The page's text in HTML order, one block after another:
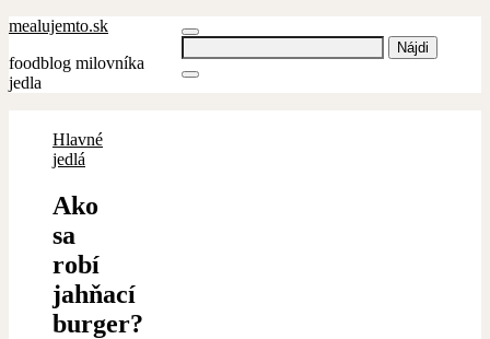
Hľadať:
mealujemto.sk
foodblog milovníka
jedla
Hlavné
jedlá
Ako
sa
robí
jahňací
burger?